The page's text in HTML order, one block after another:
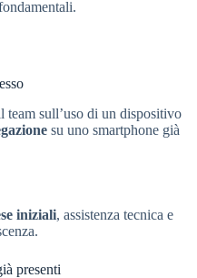
sull’uso di un dispositivo
su uno smartphone già
iniziali, assistenza tecnica e
presenti